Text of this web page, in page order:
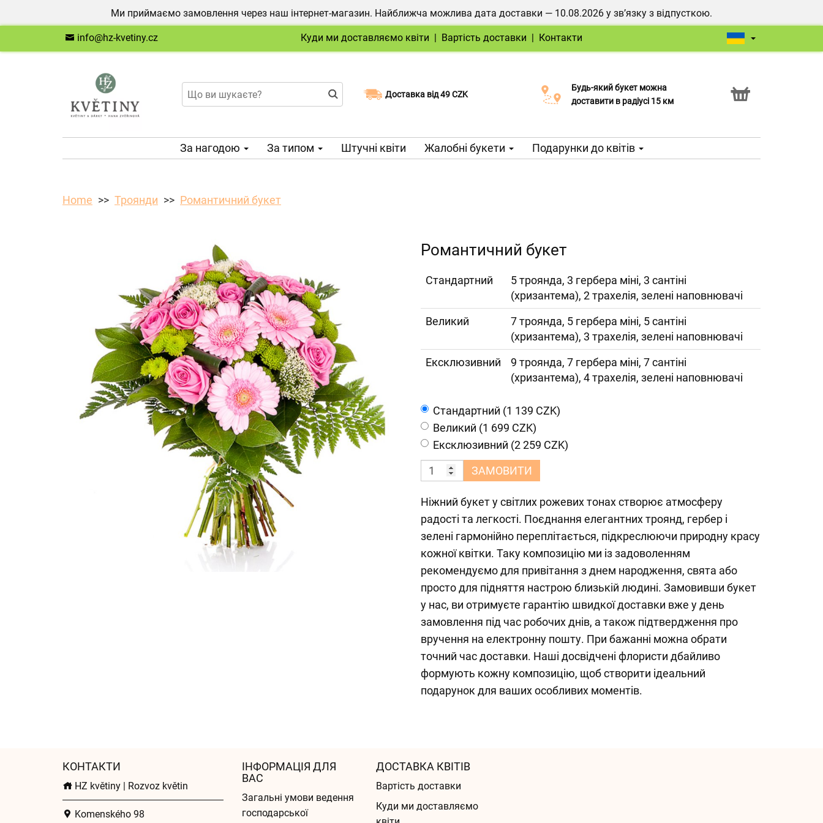
Ми приймаємо замовлення через наш інтернет-магазин. Найближча можлива дата доставки — 10.08.2026 у зв’язку з відпусткою.
info@hz-kvetiny.cz Куди ми доставляємо квіти | Вартість доставки | Контакти
Доставка від 49 CZK
Виберіть дату доставки
Будь-який букет можна
доставити в радіусі 15 км
Послуга Click & Collect
За нагодою За типом Штучні квіти Жалобні букети Подарунки до квітів
Home Троянди Романтичний букет
Романтичний букет
Cтандартний
5 троянда, 3 гербера міні, 3 сантіні
(хризантема), 2 трахелія, зелені наповнювачі
Великий
7 троянда, 5 гербера міні, 5 сантіні
(хризантема), 3 трахелія, зелені наповнювачі
Ексклюзивний
9 троянда, 7 гербера міні, 7 сантіні
(хризантема), 4 трахелія, зелені наповнювачі
Cтандартний (1 139 CZK)
Великий (1 699 CZK)
Ексклюзивний (2 259 CZK)
ЗАМОВИТИ
Ніжний букет у світлих рожевих тонах створює атмосферу
радості та легкості. Поєднання елегантних троянд, гербер і
зелені гармонійно переплітається, підкреслюючи природну красу
кожної квітки. Таку композицію ми із задоволенням
рекомендуємо для привітання з днем народження, свята або
просто для підняття настрою близькій людині. Замовивши букет
у нас, ви отримуєте гарантію швидкої доставки вже у день
замовлення під час робочих днів, а також підтвердження про
вручення на електронну пошту. При бажанні можна обрати
точний час доставки. Наші досвідчені флористи дбайливо
формують кожну композицію, щоб створити ідеальний
подарунок для ваших особливих моментів.
КОНТАКТИ
HZ květiny | Rozvoz květin
Komenského 98
ІНФОРМАЦІЯ ДЛЯ
ВАС
Загальні умови ведення
господарської
ДОСТАВКА КВІТІВ
Вартість доставки
Куди ми доставляємо